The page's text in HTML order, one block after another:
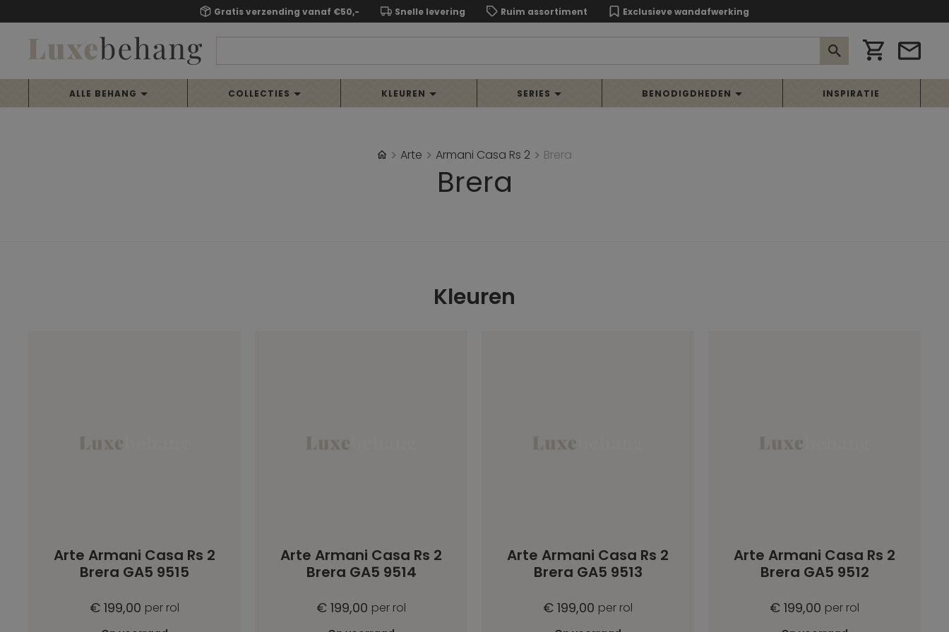
Gratis verzending vanaf €50,- Snelle levering Ruim assortiment Exclusieve wandafwerking
ALLE BEHANG COLLECTIES KLEUREN SERIES BENODIGDHEDEN INSPIRATIE
Arte Armani Casa Rs 2 Brera
Brera
Kleuren
Arte Armani Casa Rs 2
Brera GA5 9515
€ 199,00 per rol
Arte Armani Casa Rs 2
Brera GA5 9514
€ 199,00 per rol
Arte Armani Casa Rs 2
Brera GA5 9513
€ 199,00 per rol
Arte Armani Casa Rs 2
Brera GA5 9512
€ 199,00 per rol